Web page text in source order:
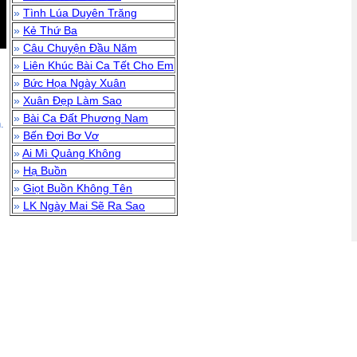
» Tình Lúa Duyên Trăng
» Kẻ Thứ Ba
» Câu Chuyện Đầu Năm
» Liên Khúc Bài Ca Tết Cho Em
» Bức Họa Ngày Xuân
» Xuân Đẹp Làm Sao
» Bài Ca Đất Phương Nam
» Bến Đợi Bơ Vơ
»Ai Mì Quảng Không
» Hạ Buồn
» Giọt Buồn Không Tên
» LK Ngày Mai Sẽ Ra Sao